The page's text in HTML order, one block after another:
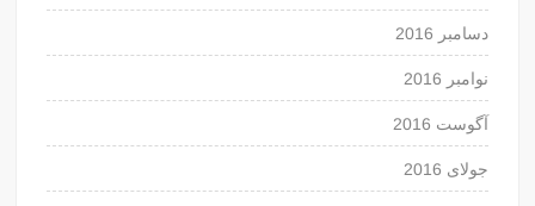
دسامبر 2016
نوامبر 2016
آگوست 2016
جولای 2016